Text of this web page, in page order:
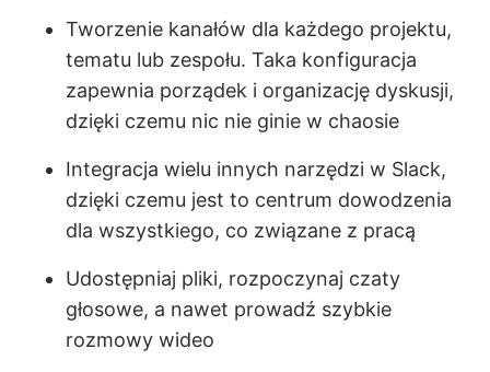
Tworzenie kanałów dla każdego projektu,
tematu lub zespołu. Taka konfiguracja
zapewnia porządek i organizację dyskusji,
dzięki czemu nic nie ginie w chaosie
Integracja wielu innych narzędzi w Slack,
dzięki czemu jest to centrum dowodzenia
dla wszystkiego, co związane z pracą
Udostępniaj pliki, rozpoczynaj czaty
głosowe, a nawet prowadź szybkie
rozmowy wideo